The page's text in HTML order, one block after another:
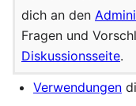
dich an den
Fragen und
Diskussionsseite.
Verwendungen